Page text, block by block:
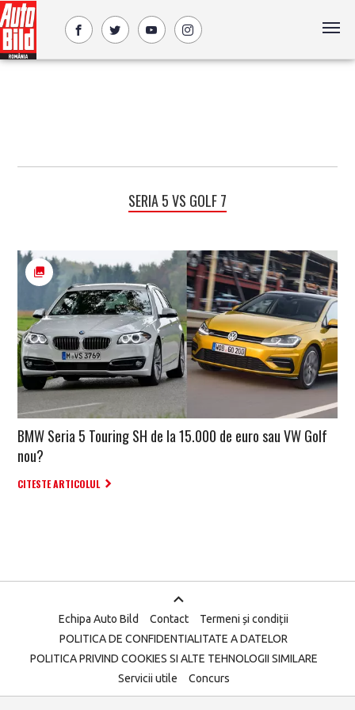
SERIA 5 VS GOLF 7
BMW Seria 5 Touring SH de la 15.000 de euro sau VW Golf
nou?
CITESTE ARTICOLUL
Echipa Auto Bild Contact
Termeni și condiții
POLITICA DE CONFIDENTIALITATE A DATELOR
POLITICA PRIVIND COOKIES SI ALTE TEHNOLOGII SIMILARE
Servicii utile
Concurs